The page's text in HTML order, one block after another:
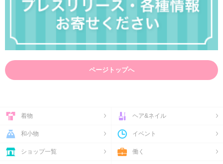
ページトップへ
着物 ヘア&ネイル
和小物 イベント
ショップ一覧 働く